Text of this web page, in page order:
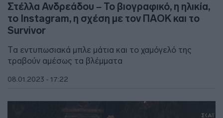
Στέλλα Ανδρεάδου – Το βιογραφικό, η ηλικία,
το Instagram, η σχέση με τον ΠΑΟΚ και το
Survivor
Tα εντυπωσιακά μπλε μάτια και το χαμόγελό της
τραβούν αμέσως τα βλέμματα
08.01.2023 - 17:22